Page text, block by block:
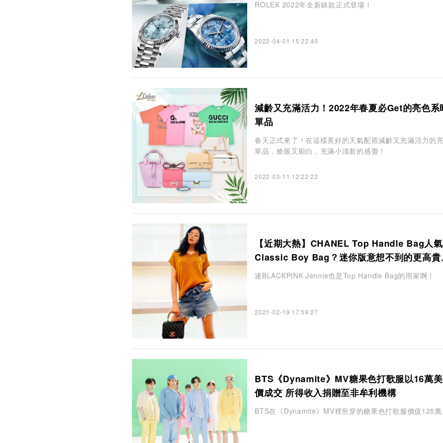
ROLEX 2022年全新錶款正式登場！
2022-04-01 15:22:40
減齡又充滿活力！2022年春夏必Get的亮色系
單品
春天正式來了！在這樣美好的天氣配搭減齡又充滿活力的
單品，搶眼又顯白，充滿小清新的感覺！
2022-03-11 12:22:22
【近期大熱】CHANEL Top Handle Bag人
Classic Boy Bag？迷你版意想不到的更高貴
緻
連BLACKPINK Jennie也是Top Handle Bag的用家啊！
2021-02-19 17:59:27
BTS《Dynamite》MV糖果色打歌服以16萬
價成交 所得收入捐贈至非牟利機構
BTS在《Dynamite》MV裡所穿的糖果色打歌服價值125萬